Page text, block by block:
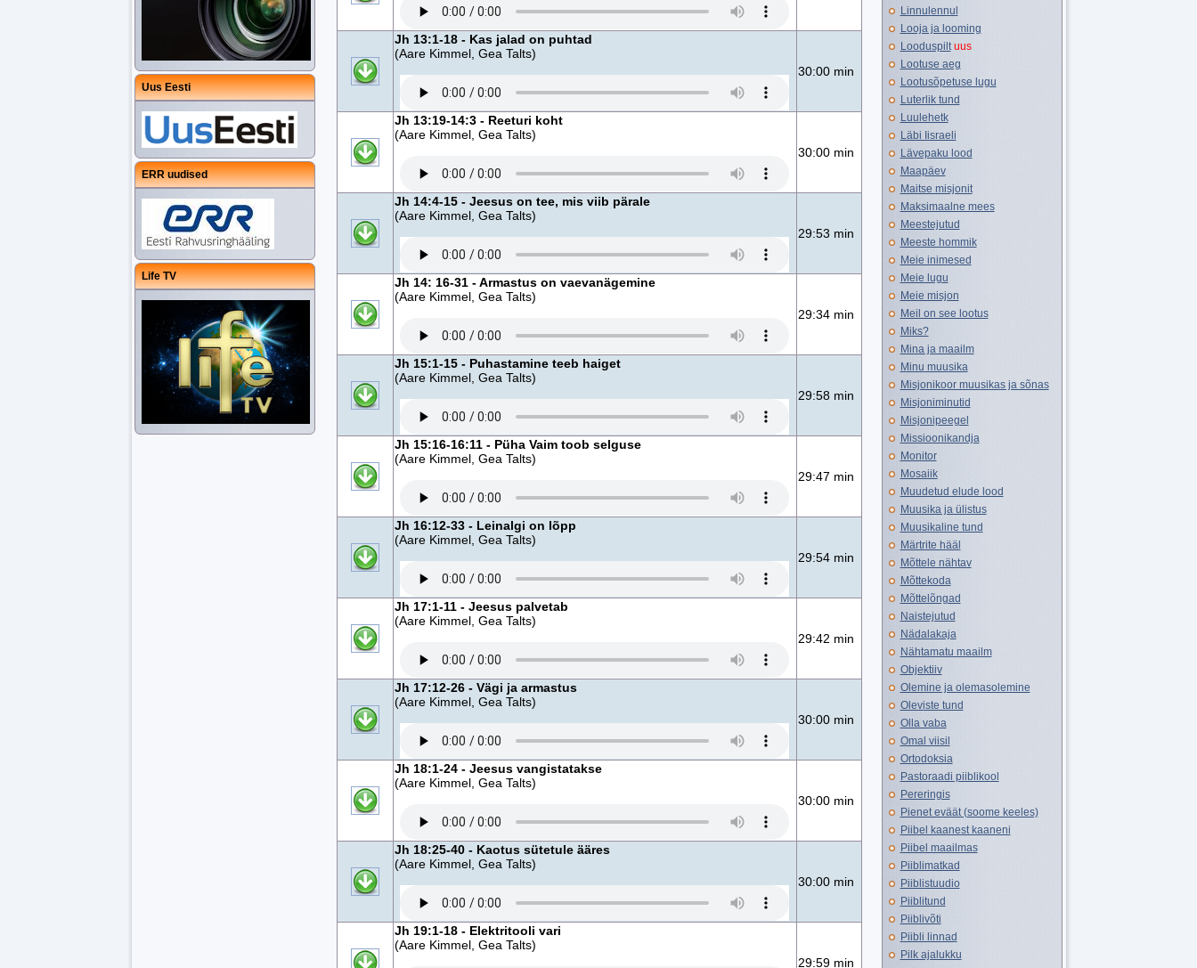
Uus Eesti
ERR uudised
Life TV
Jh 13:1-18 - Kas jalad on puhtad
(Aare Kimmel, Gea Talts)
30:00 min
Jh 13:19-14:3 - Reeturi koht
(Aare Kimmel, Gea Talts)
30:00 min
Jh 14:4-15 - Jeesus on tee, mis viib pärale
(Aare Kimmel, Gea Talts)
29:53 min
Jh 14: 16-31 - Armastus on vaevanägemine
(Aare Kimmel, Gea Talts)
29:34 min
Jh 15:1-15 - Puhastamine teeb haiget
(Aare Kimmel, Gea Talts)
29:58 min
Jh 15:16-16:11 - Püha Vaim toob selguse
(Aare Kimmel, Gea Talts)
29:47 min
Jh 16:12-33 - Leinalgi on lõpp
(Aare Kimmel, Gea Talts)
29:54 min
Jh 17:1-11 - Jeesus palvetab
(Aare Kimmel, Gea Talts)
29:42 min
Jh 17:12-26 - Vägi ja armastus
(Aare Kimmel, Gea Talts)
30:00 min
Jh 18:1-24 - Jeesus vangistatakse
(Aare Kimmel, Gea Talts)
30:00 min
Jh 18:25-40 - Kaotus sütetule ääres
(Aare Kimmel, Gea Talts)
30:00 min
Jh 19:1-18 - Elektritooli vari
(Aare Kimmel, Gea Talts)
29:59 min
Linnulennul
Looja ja looming
Looduspilt uus
Lootuse aeg
Lootusõpetuse lugu
Luterlik tund
Luulehetk
Läbi Iisraeli
Lävepaku lood
Maapäev
Maitse misjonit
Maksimaalne mees
Meestejutud
Meeste hommik
Meie inimesed
Meie lugu
Meie misjon
Meil on see lootus
Miks?
Mina ja maailm
Minu muusika
Misjonikoor muusikas ja sõnas
Misjoniminutid
Misjonipeegel
Missioonikandja
Monitor
Mosaiik
Muudetud elude lood
Muusika ja ülistus
Muusikaline tund
Märtrite hääl
Mõttele nähtav
Mõttekoda
Mõttelõngad
Naistejutud
Nädalakaja
Nähtamatu maailm
Objektiiv
Olemine ja olemasolemine
Oleviste tund
Olla vaba
Omal viisil
Ortodoksia
Pastoraadi piiblikool
Pereringis
Pienet eväät (soome keeles)
Piibel kaanest kaaneni
Piibel maailmas
Piiblimatkad
Piiblistuudio
Piiblitund
Piiblivõti
Piibli linnad
Pilk ajalukku